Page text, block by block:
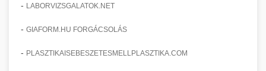
- LABORVIZSGALATOK.NET
- GIAFORM.HU FORGÁCSOLÁS
- PLASZTIKAISEBESZETESMELLPLASZTIKA.COM